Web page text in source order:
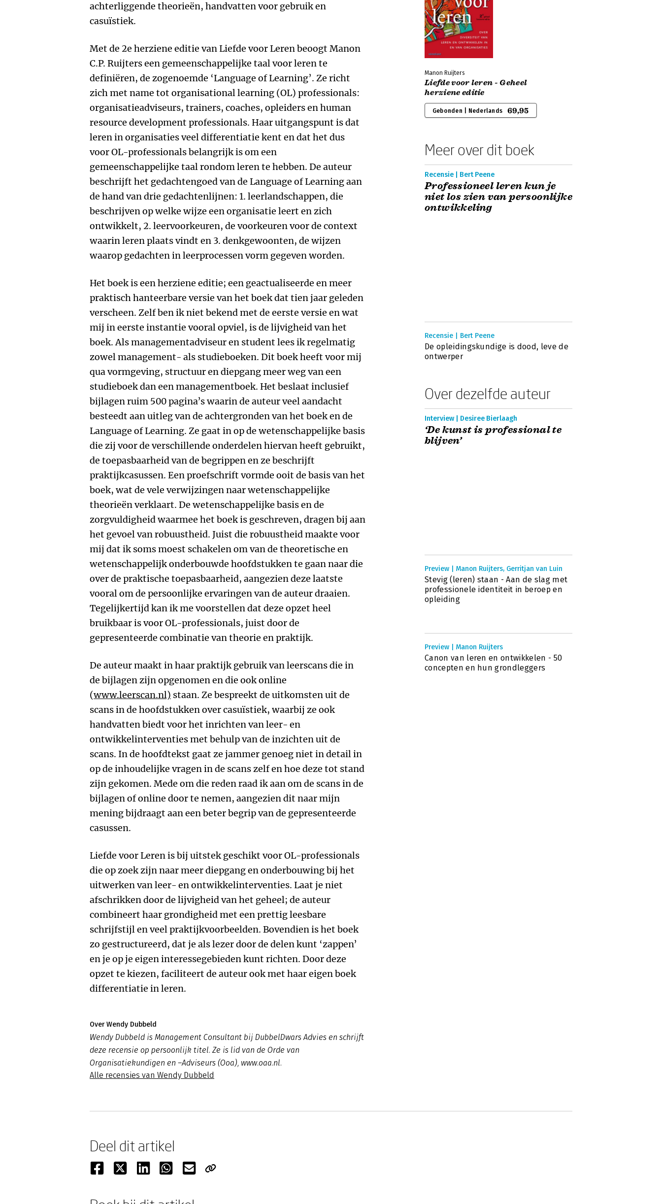
achterliggende theorieën, handvatten voor gebruik en
casuïstiek.
Met de 2e herziene editie van Liefde voor Leren beoogt Manon
C.P. Ruijters een gemeenschappelijke taal voor leren te
definiëren, de zogenoemde ‘Language of Learning’. Ze richt
zich met name tot organisational learning (OL) professionals:
organisatieadviseurs, trainers, coaches, opleiders en human
resource development professionals. Haar uitgangspunt is dat
leren in organisaties veel differentiatie kent en dat het dus
voor OL-professionals belangrijk is om een
gemeenschappelijke taal rondom leren te hebben. De auteur
beschrijft het gedachtengoed van de Language of Learning aan
de hand van drie gedachtenlijnen: 1. leerlandschappen, die
beschrijven op welke wijze een organisatie leert en zich
ontwikkelt, 2. leervoorkeuren, de voorkeuren voor de context
waarin leren plaats vindt en 3. denkgewoonten, de wijzen
waarop gedachten in leerprocessen vorm gegeven worden.
Het boek is een herziene editie; een geactualiseerde en meer
praktisch hanteerbare versie van het boek dat tien jaar geleden
verscheen. Zelf ben ik niet bekend met de eerste versie en wat
mij in eerste instantie vooral opviel, is de lijvigheid van het
boek. Als managementadviseur en student lees ik regelmatig
zowel management- als studieboeken. Dit boek heeft voor mij
qua vormgeving, structuur en diepgang meer weg van een
studieboek dan een managementboek. Het beslaat inclusief
bijlagen ruim 500 pagina’s waarin de auteur veel aandacht
besteedt aan uitleg van de achtergronden van het boek en de
Language of Learning. Ze gaat in op de wetenschappelijke basis
die zij voor de verschillende onderdelen hiervan heeft gebruikt,
de toepasbaarheid van de begrippen en ze beschrijft
praktijkcasussen. Een proefschrift vormde ooit de basis van het
boek, wat de vele verwijzingen naar wetenschappelijke
theorieën verklaart. De wetenschappelijke basis en de
zorgvuldigheid waarmee het boek is geschreven, dragen bij aan
het gevoel van robuustheid. Juist die robuustheid maakte voor
mij dat ik soms moest schakelen om van de theoretische en
wetenschappelijk onderbouwde hoofdstukken te gaan naar die
over de praktische toepasbaarheid, aangezien deze laatste
vooral om de persoonlijke ervaringen van de auteur draaien.
Tegelijkertijd kan ik me voorstellen dat deze opzet heel
bruikbaar is voor OL-professionals, juist door de
gepresenteerde combinatie van theorie en praktijk.
De auteur maakt in haar praktijk gebruik van leerscans die in
de bijlagen zijn opgenomen en die ook online
(www.leerscan.nl) staan. Ze bespreekt de uitkomsten uit de
scans in de hoofdstukken over casuïstiek, waarbij ze ook
handvatten biedt voor het inrichten van leer- en
ontwikkelinterventies met behulp van de inzichten uit de
scans. In de hoofdtekst gaat ze jammer genoeg niet in detail in
op de inhoudelijke vragen in de scans zelf en hoe deze tot stand
zijn gekomen. Mede om die reden raad ik aan om de scans in de
bijlagen of online door te nemen, aangezien dit naar mijn
mening bijdraagt aan een beter begrip van de gepresenteerde
casussen.
Liefde voor Leren is bij uitstek geschikt voor OL-professionals
die op zoek zijn naar meer diepgang en onderbouwing bij het
uitwerken van leer- en ontwikkelinterventies. Laat je niet
afschrikken door de lijvigheid van het geheel; de auteur
combineert haar grondigheid met een prettig leesbare
schrijfstijl en veel praktijkvoorbeelden. Bovendien is het boek
zo gestructureerd, dat je als lezer door de delen kunt ‘zappen’
en je op je eigen interessegebieden kunt richten. Door deze
opzet te kiezen, faciliteert de auteur ook met haar eigen boek
differentiatie in leren.
Over Wendy Dubbeld
Wendy Dubbeld is Management Consultant bij DubbelDwars Advies en schrijft
deze recensie op persoonlijk titel. Ze is lid van de Orde van
Organisatiekundigen en –Adviseurs (Ooa), www.oaa.nl.
Alle recensies van Wendy Dubbeld
Manon Ruijters
Liefde voor leren - Geheel
herziene editie
Gebonden | Nederlands 69,95
Meer over dit boek
Recensie | Bert Peene
Professioneel leren kun je
niet los zien van persoonlijke
ontwikkeling
Recensie | Bert Peene
De opleidingskundige is dood, leve de
ontwerper
Over dezelfde auteur
Interview | Desiree Bierlaagh
‘De kunst is professional te
blijven’
Preview | Manon Ruijters, Gerritjan van Luin
Stevig (leren) staan - Aan de slag met
professionele identiteit in beroep en
opleiding
Preview | Manon Ruijters
Canon van leren en ontwikkelen - 50
concepten en hun grondleggers
Deel dit artikel